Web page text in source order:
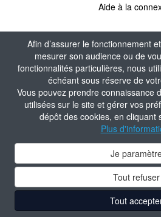
Afin d’assurer le fonctionnement
mesurer son audience ou de
fonctionnalités particulières, nous
échéant sous réserve de
Vous pouvez prendre connaissance
utilisées sur le site et gérer vos
dépôt des cookies, en cliquant
Plus
Je
Tout refuser
Tout
Aide à la